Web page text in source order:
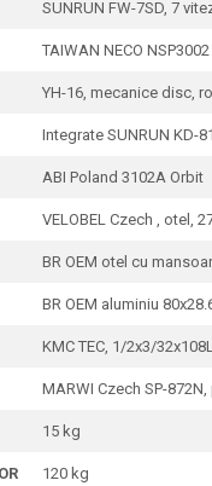
SUNRUN FW-7SD, 7
TAIWAN NECO
YH-16, mecanice disc,
Integrate SUNRUN KD-
ABI Poland 3102A Orbit
VELOBEL Czech , otel,
BR OEM otel cu
BR OEM aluminiu
KMC TEC, 1/2x3/
MARWI Czech SP-
15 kg
120 kg